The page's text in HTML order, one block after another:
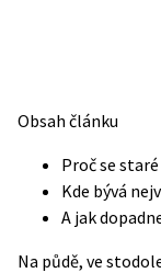
Obsah článku
Proč se
Kde bývá
A jak
Na půdě, ve